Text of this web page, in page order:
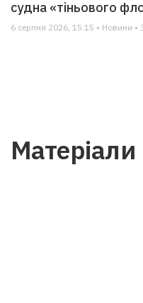
судна «тіньового
6 серпня 2026, 15:15 • Новини •